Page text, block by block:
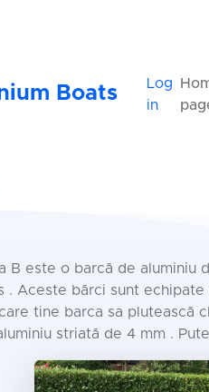
Boats
Log
in
B este o barcă de aluminiu
. Aceste bărci sunt
tine barca sa plutească
striată de 4 mm .